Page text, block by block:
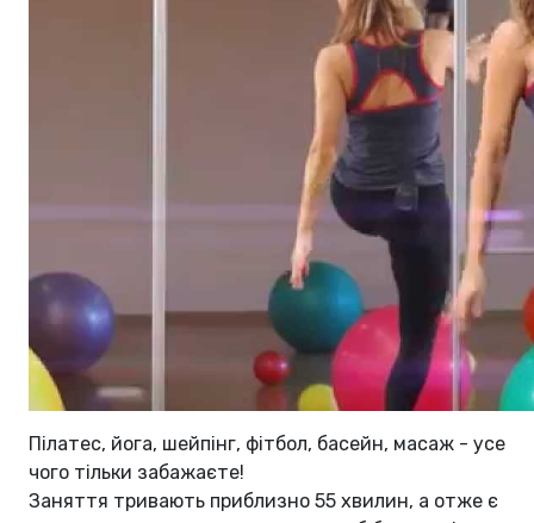
Пілатес, йога, шейпінг, фітбол, басейн, масаж - усе
чого тільки забажаєте!
Заняття тривають приблизно 55 хвилин, а отже є